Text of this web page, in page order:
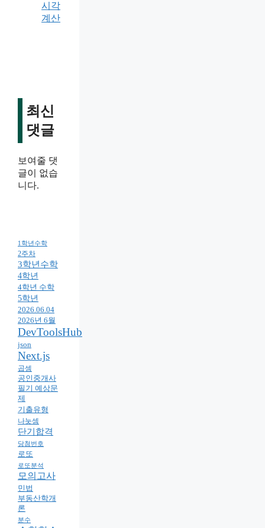
시각
계산
최신
댓글
보여줄 댓
글이 없습
니다.
1학년수학
2주차
3학년수학
4학년
4학년 수학
5학년
2026.06.04
2026년 6월
DevToolsHub
json
Next.js
곱셈
공인중개사
필기 예상문
제
기출유형
나눗셈
단기합격
당첨번호
로또
로또분석
모의고사
민법
부동산학개
론
분수